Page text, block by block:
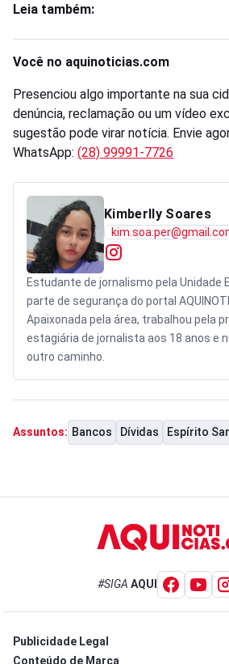
Leia também:
Você no aquinoticias.com
Presenciou algo importante na sua
denúncia, reclamação ou um vídeo
sugestão pode virar notícia. Envie
WhatsApp: (28) 99991-7726
Kimberlly Soares
Estudante de jornalismo pela Unidade
parte de segurança do portal
Apaixonada pela área, trabalhou pela
estagiária de jornalista aos 18 anos e
outro caminho.
Assuntos: Bancos Dívidas Espírito
#SIGA AQUI
Publicidade Legal
Conteúdo de Marca